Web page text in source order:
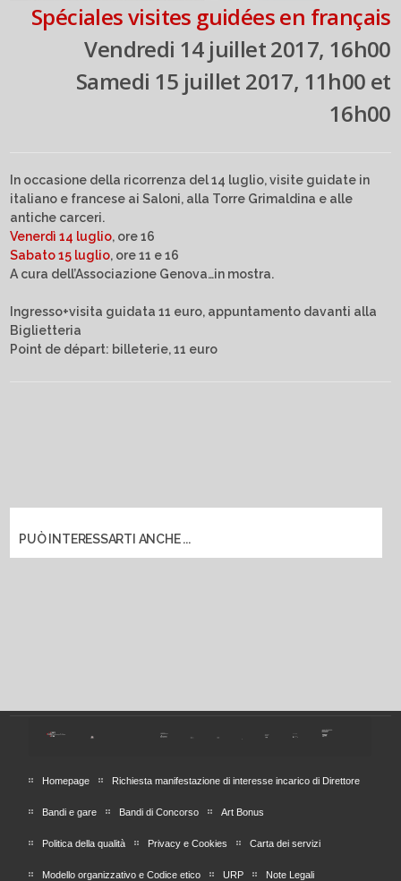
Spéciales visites guidées en français
Vendredi 14 juillet 2017, 16h00
Samedi 15 juillet 2017, 11h00 et
16h00
In occasione della ricorrenza del 14 luglio, visite guidate in
italiano e francese ai Saloni, alla Torre Grimaldina e alle
antiche carceri.
Venerdì 14 luglio, ore 16
Sabato 15 luglio, ore 11 e 16
A cura dell’Associazione Genova…in mostra.
Ingresso+visita guidata 11 euro, appuntamento davanti alla
Biglietteria
Point de départ: billeterie, 11 euro
PUÒ INTERESSARTI ANCHE ...
Homepage Richiesta manifestazione di interesse incarico di Direttore
Bandi e gare Bandi di Concorso Art Bonus
Politica della qualità Privacy e Cookies Carta dei servizi
Modello organizzativo e Codice etico URP Note Legali